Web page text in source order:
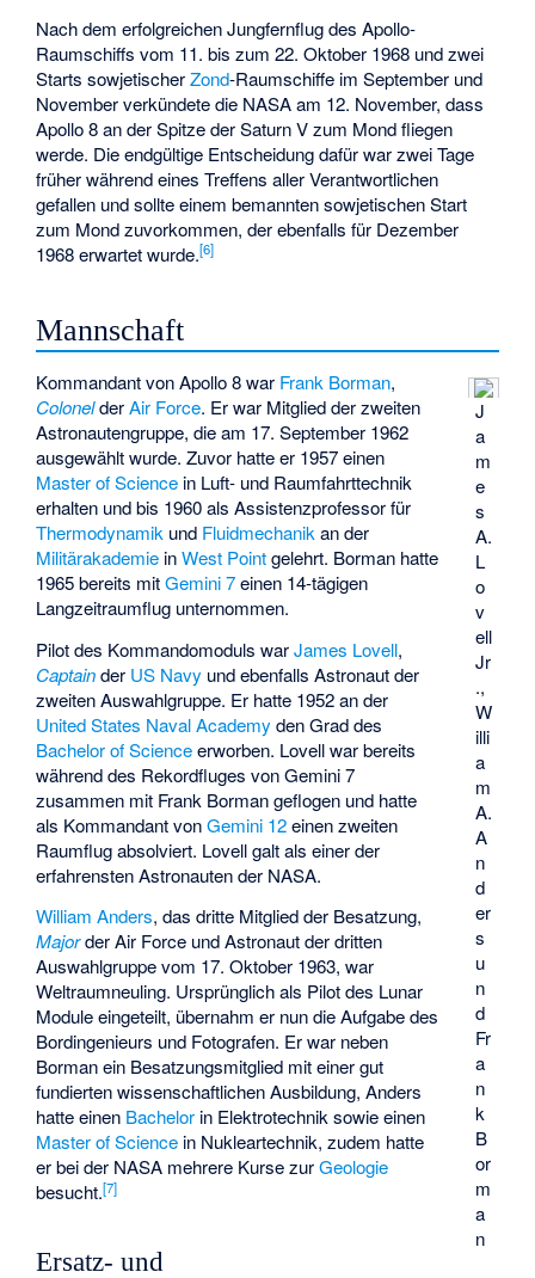
Nach dem erfolgreichen Jungfernflug des Apollo-
Raumschiffs vom 11. bis zum 22. Oktober 1968 und zwei
Starts sowjetischerZond-Raumschiffe im September und
November verkündete die NASA am 12. November, dass
Apollo 8 an der Spitze der Saturn V zum Mond fliegen
werde. Die endgültige Entscheidung dafür war zwei Tage
früher während eines Treffens aller Verantwortlichen
gefallen und sollte einem bemannten sowjetischen Start
zum Mond zuvorkommen, der ebenfalls für Dezember
1968 erwartet wurde.[6]
Mannschaft
J
a
m
e
s
A.
L
o
v
ell
Jr
.,
W
illi
a
m
A.
A
n
d
er
s
u
n
d
Fr
a
n
k
B
or
m
a
n
Kommandant von Apollo 8 war Frank Borman,
ColonelderAir Force. Er war Mitglied der zweiten
Astronautengruppe, die am 17. September 1962
ausgewählt wurde. Zuvor hatte er 1957 einen
Master of Science in Luft- und Raumfahrttechnik
erhalten und bis 1960 als Assistenzprofessor für
Thermodynamik und Fluidmechanik an der
Militärakademie inWest Pointgelehrt. Borman hatte
1965 bereits mitGemini 7einen 14-tägigen
Langzeitraumflug unternommen.
Pilot des Kommandomoduls warJames Lovell,
Captainder US Navy und ebenfalls Astronaut der
zweiten Auswahlgruppe. Er hatte 1952 an der
United States Naval Academy den Grad des
Bachelor of Scienceerworben. Lovell war bereits
während des Rekordfluges von Gemini 7
zusammen mit Frank Borman geflogen und hatte
als Kommandant vonGemini 12einen zweiten
Raumflug absolviert. Lovell galt als einer der
erfahrensten Astronauten der NASA.
William Anders, das dritte Mitglied der Besatzung,
Majorder Air Force und Astronaut der dritten
Auswahlgruppe vom 17. Oktober 1963, war
Weltraumneuling. Ursprünglich als Pilot des Lunar
Module eingeteilt, übernahm er nun die Aufgabe des
Bordingenieurs und Fotografen. Er war neben
Borman ein Besatzungsmitglied mit einer gut
fundierten wissenschaftlichen Ausbildung, Anders
hatte einen Bachelor in Elektrotechnik sowie einen
Master of Science in Nukleartechnik, zudem hatte
er bei der NASA mehrere Kurse zurGeologie
besucht.[7]
Ersatz- und